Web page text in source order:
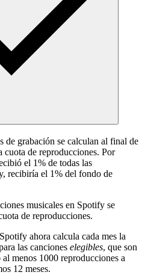
de grabación se calculan al final de
cuota de reproducciones. Por
el 1% de todas las
recibiría el 1% del fondo de
musicales en Spotify se
de reproducciones.
ahora calcula cada mes la
las canciones elegibles, que son
menos 1000 reproducciones a
12 meses.